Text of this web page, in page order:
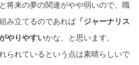
将来の夢の関連がやや弱いので、職
み立てるのであれば「ジャーナリス
やりやすいかな、と思います。
られているという点は素晴らしいで